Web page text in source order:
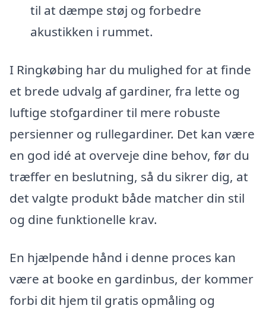
til at dæmpe støj og forbedre
akustikken i rummet.
I Ringkøbing har du mulighed for at finde
et brede udvalg af gardiner, fra lette og
luftige stofgardiner til mere robuste
persienner og rullegardiner. Det kan være
en god idé at overveje dine behov, før du
træffer en beslutning, så du sikrer dig, at
det valgte produkt både matcher din stil
og dine funktionelle krav.
En hjælpende hånd i denne proces kan
være at booke en gardinbus, der kommer
forbi dit hjem til gratis opmåling og